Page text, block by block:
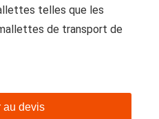
telles que les
de transport de
au devis